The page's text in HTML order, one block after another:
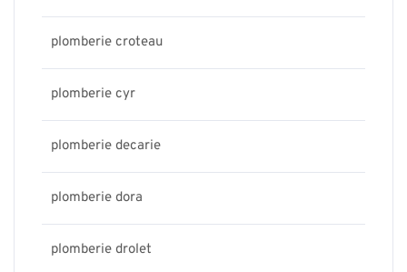
plomberie croteau
plomberie cyr
plomberie decarie
plomberie dora
plomberie drolet